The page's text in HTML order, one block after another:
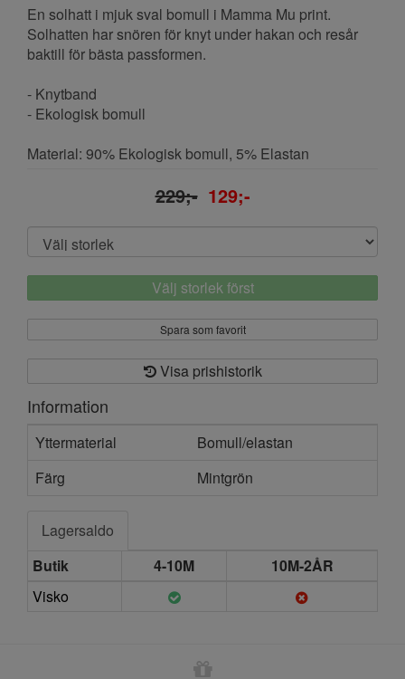
En solhatt i mjuk sval bomull i Mamma Mu print.
Solhatten har snören för knyt under hakan och resår
baktill för bästa passformen.
- Knytband
- Ekologisk bomull
Material: 90% Ekologisk bomull, 5% Elastan
229;- 129;-
Välj storlek först
Spara som favorit
Visa prishistorik
Information
Yttermaterial
Bomull/elastan
Färg
Mintgrön
Lagersaldo
Butik
4-10M
10M-2ÅR
Visko